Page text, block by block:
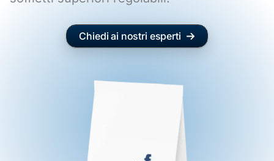
Chiedi ai nostri esperti